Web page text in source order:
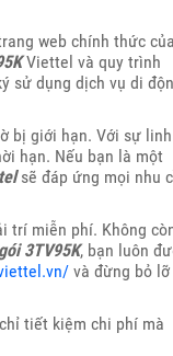
web chính thức
Viettel và quy trình
sử dụng dịch vụ di
bị giới hạn. Với sự linh
hạn. Nếu bạn là một
sẽ đáp ứng mọi nhu
trí miễn phí. Không
gói 3TV95K, bạn luôn
và đừng bỏ lỡ
tiết kiệm chi phí mà